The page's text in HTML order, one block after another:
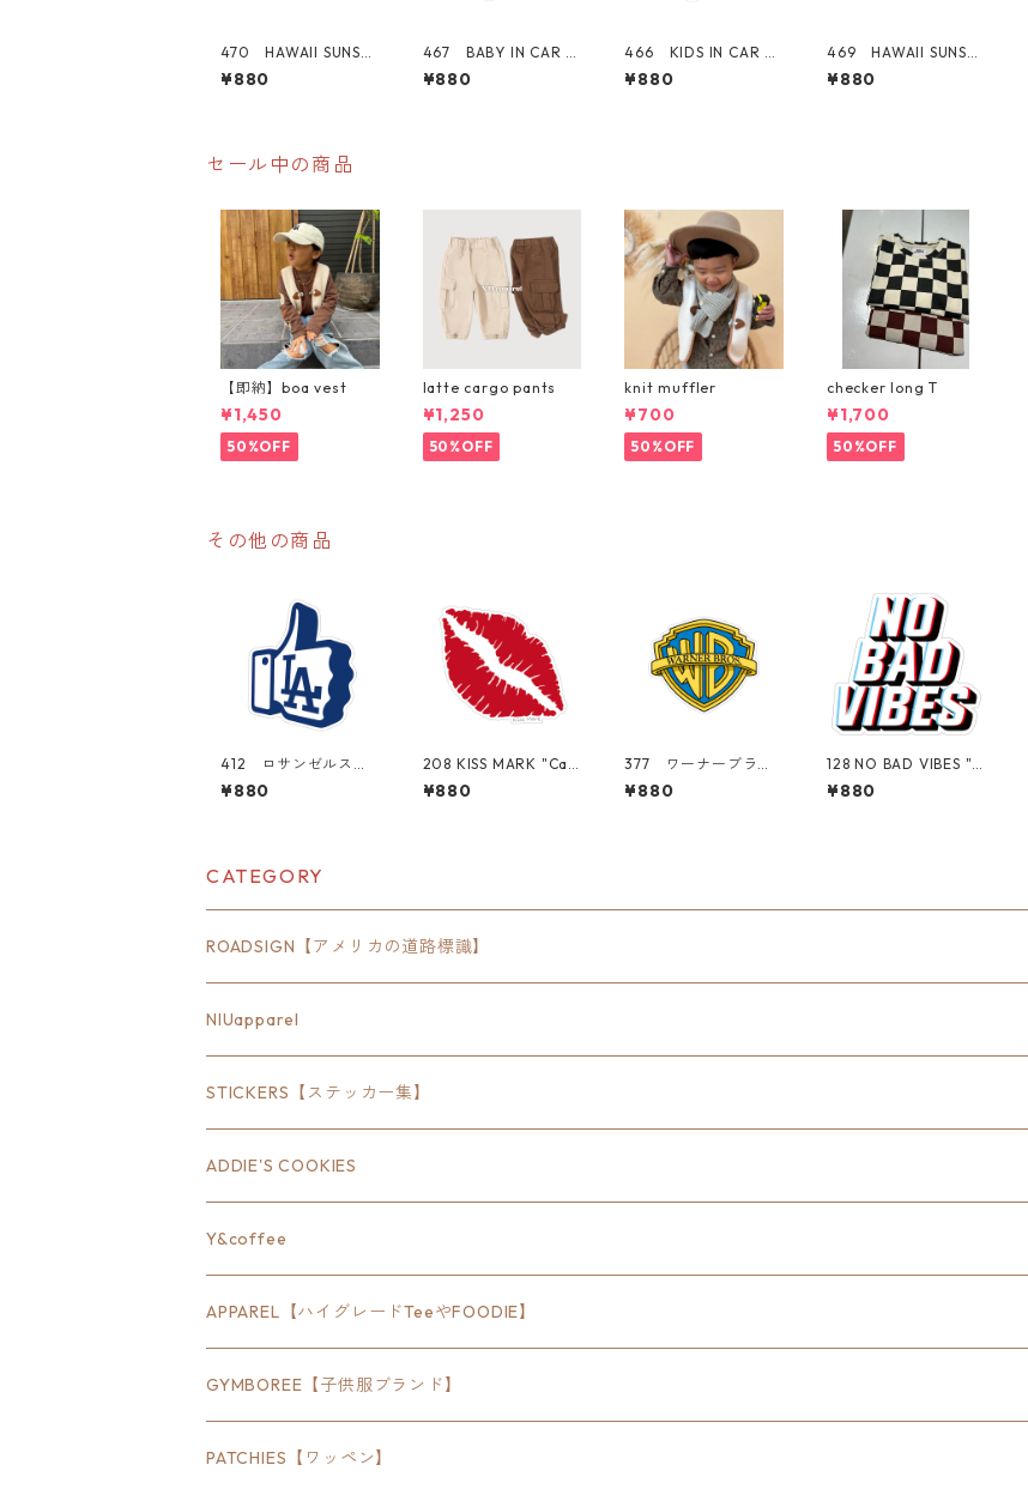
470 HAWAII SUNSET
シリーズ！ WAIKIKI
BEACH "Californi
ール
¥880
467 BABY IN CAR 赤
ちゃん "California
Market Center" ア
¥880
466 KIDS IN CAR bo
y 男の子 "California
Market Center" ア
¥880
469 HAWAII SUNSET
シリーズ！ WAIKIKI
BEACH ロゴ 【ブル
¥880
セール中の商品
【即納】boa vest
¥1,450
50%OFF
latte cargo pants
¥1,250
50%OFF
knit muffler
¥700
50%OFF
checker long T
¥1,700
50%OFF
その他の商品
412 ロサンゼルス・
ドジャース Los Angel
es Dodgers MLB
ー スーツケース シ
ール
¥880
208 KISS MARK "Cali
fornia Market Cente
r" アメリカンステッ
¥880
377 ワーナーブラザ
ーズ Warner Bros.
"California Market
¥880
128 NO BAD VIBES "C
alifornia Market Cen
ter" アメリカンステ
¥880
CATEGORY
ROADSIGN【アメリカの道路標識】
18inch×6inch
18inch×8inch
18inch×12inch
24inch×8inch
18inch×24inch
30inch×24inch
18inchオクタゴン八角形
NIUapparel
STICKERS【ステッカー集】
ステート
ハウス
クルマ
セキュリティ
アウトドア
ADDIE'S COOKIES
Y&coffee
APPAREL【ハイグレードTeeやFOODIE】
Bradley
SEWTS
POMONA
GYMBOREE【子供服ブランド】
PATCHIES【ワッペン】